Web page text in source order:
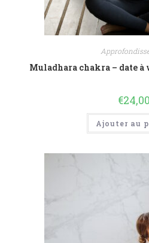
Muladhara chakra – date à
€24,00
Ajouter au